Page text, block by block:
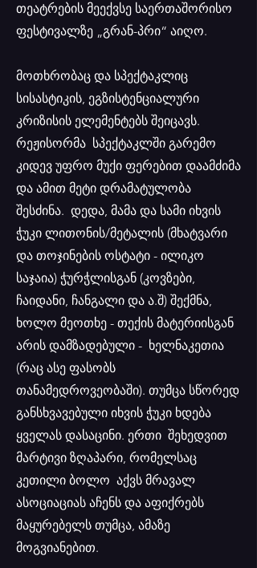
თეატრების მეექვსე საერთაშორისო
ფესტივალზე „გრან-პრი“ აიღო.
მოთხრობაც და სპექტაკლიც
სისასტიკის, ეგზისტენციალური
კრიზისის ელემენტებს შეიცავს.
რეჟისორმა სპექტაკლში გარემო
კიდევ უფრო მუქი ფერებით დაამძიმა
და ამით მეტი დრამატულობა
შესძინა. დედა, მამა და სამი იხვის
ჭუკი ლითონის/მეტალის (მხატვარი
და თოჯინების ოსტატი - ილიკო
საჯაია) ჭურჭლისგან (კოვზები,
ჩაიდანი, ჩანგალი და ა.შ) შექმნა,
ხოლო მეოთხე - თექის მატერიისგან
არის დამზადებული - ხელნაკეთია
(რაც ასე ფასობს
თანამედროვეობაში). თუმცა სწორედ
განსხვავებული იხვის ჭუკი ხდება
ყველას დასაცინი. ერთი შეხედვით
მარტივი ზღაპარი, რომელსაც
კეთილი ბოლო აქვს მრავალ
ასოციაციას აჩენს და აფიქრებს
მაყურებელს თუმცა, ამაზე
მოგვიანებით.